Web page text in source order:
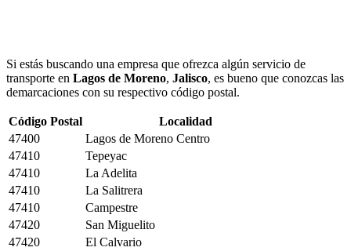
Si estás buscando una empresa que ofrezca algún servicio de
transporte en Lagos de Moreno, Jalisco, es bueno que conozcas las
demarcaciones con su respectivo código postal.
Código Postal
Localidad
47400
Lagos de Moreno Centro
47410
Tepeyac
47410
La Adelita
47410
La Salitrera
47410
Campestre
47420
San Miguelito
47420
El Calvario